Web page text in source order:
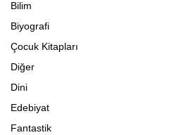
Bilim
Biyografi
Çocuk Kitapları
Diğer
Dini
Edebiyat
Fantastik